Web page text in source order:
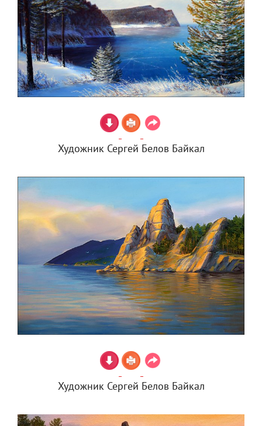
Художник Сергей Белов Байкал
Художник Сергей Белов Байкал